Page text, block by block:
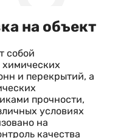
на объект
собой
и перекрытий, а
прочности,
условиях
на
качества